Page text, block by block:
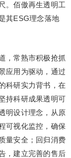
。佰傲再生透明工
其ESG理念落地
，常熟市积极抢抓
应用为驱动，通过
科研实力背书，在
持科研成果透明可
明设计理念，从原
可视化监控，确保
量安全；回归消费
，建立完善的售后